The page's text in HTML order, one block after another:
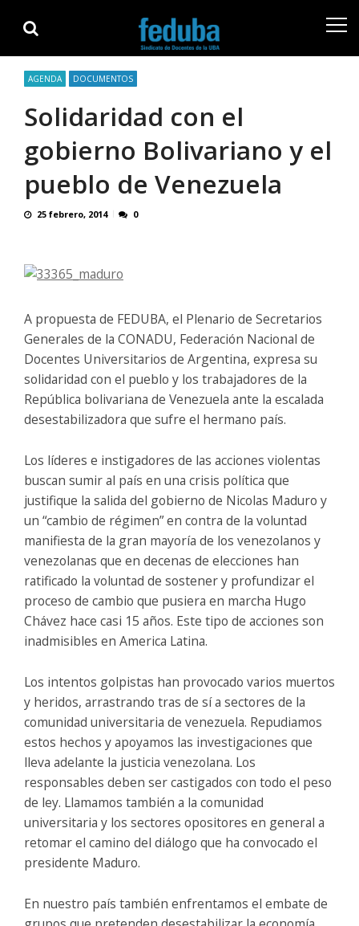
navigation
content
AGENDA DOCUMENTOS
Solidaridad con el
gobierno Bolivariano y el
pueblo de Venezuela
25 febrero, 2014 0
A propuesta de FEDUBA, el Plenario de Secretarios
Generales de la CONADU, Federación Nacional de
Docentes Universitarios de Argentina, expresa su
solidaridad con el pueblo y los trabajadores de la
República bolivariana de Venezuela ante la escalada
desestabilizadora que sufre el hermano país.
Los líderes e instigadores de las acciones violentas
buscan sumir al país en una crisis política que
justifique la salida del gobierno de Nicolas Maduro y
un “cambio de régimen” en contra de la voluntad
manifiesta de la gran mayoría de los venezolanos y
venezolanas que en decenas de elecciones han
ratificado la voluntad de sostener y profundizar el
proceso de cambio que pusiera en marcha Hugo
Chávez hace casi 15 años. Este tipo de acciones son
inadmisibles en America Latina.
Los intentos golpistas han provocado varios muertos
y heridos, arrastrando tras de sí a sectores de la
comunidad universitaria de venezuela. Repudiamos
estos hechos y apoyamos las investigaciones que
lleva adelante la justicia venezolana. Los
responsables deben ser castigados con todo el peso
de ley. Llamamos también a la comunidad
universitaria y los sectores opositores en general a
retomar el camino del diálogo que ha convocado el
presidente Maduro.
En nuestro país también enfrentamos el embate de